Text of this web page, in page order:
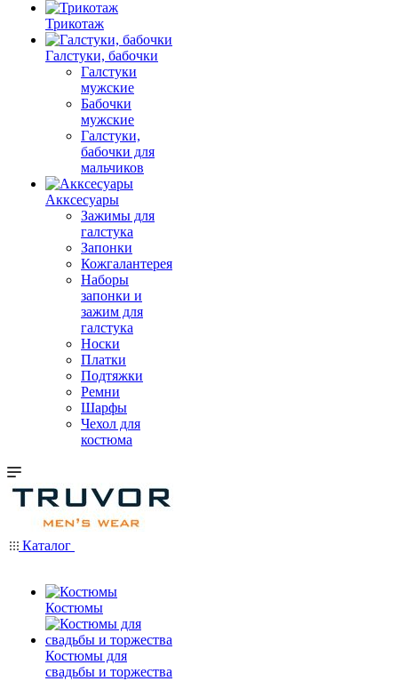
Трикотаж
Галстуки, бабочки
Галстуки
мужские
Бабочки
мужские
Галстуки,
бабочки для
мальчиков
Акксесуары
Зажимы для
галстука
Запонки
Кожгалантерея
Наборы
запонки и
зажим для
галстука
Носки
Платки
Подтяжки
Ремни
Шарфы
Чехол для
костюма
Каталог
Костюмы
Костюмы для
свадьбы и торжества